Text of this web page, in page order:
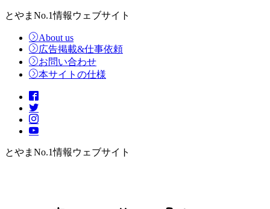
とやまNo.1情報ウェブサイト
About us
広告掲載&仕事依頼
お問い合わせ
本サイトの仕様
とやまNo.1情報ウェブサイト